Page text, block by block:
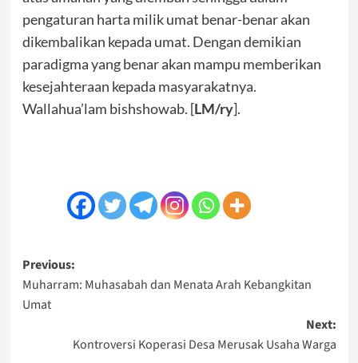
pengaturan harta milik umat benar-benar akan
dikembalikan kepada umat. Dengan demikian
paradigma yang benar akan mampu memberikan
kesejahteraan kepada masyarakatnya.
Wallahua’lam bishshowab. [LM/ry].
Post
navigation
Previous:
Muharram: Muhasabah dan Menata Arah Kebangkitan
Umat
Next:
Kontroversi Koperasi Desa Merusak Usaha Warga